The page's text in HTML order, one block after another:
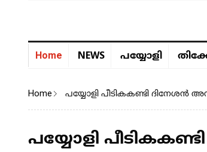
Home NEWS പയ്യോളി
Home പയ്യോളി പീടികകണ്ടി ദിനേശൻ
പയ്യോളി